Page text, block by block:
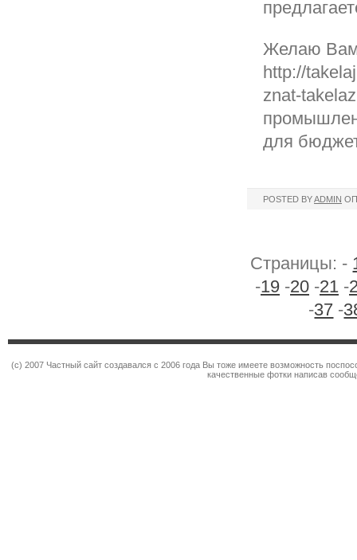
Желаю Вам
http://
znat-
для
POSTED BYADMIN
Страницы: -
-19 -20 -21 -
-37 -
(c) 2007 Частный сайт создавался с 2006 года Вы тоже имеете возможность
качественные фотки написав